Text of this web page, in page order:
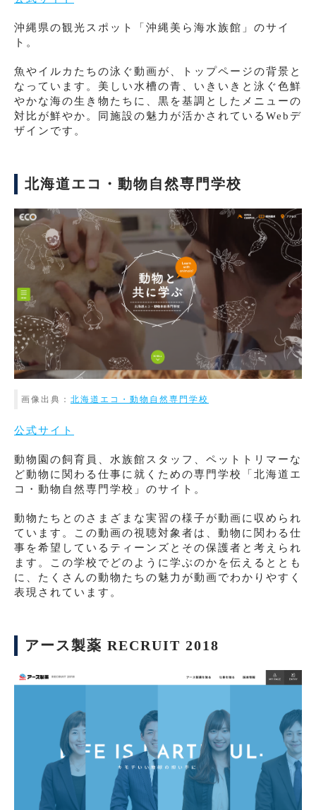
沖縄県の観光スポット「沖縄美ら海水族館」のサイ
ト。
魚やイルカたちの泳ぐ動画が、トップページの背景と
なっています。美しい水槽の青、いきいきと泳ぐ色鮮
やかな海の生き物たちに、黒を基調としたメニューの
対比が鮮やか。同施設の魅力が活かされているWebデ
ザインです。
北海道エコ・動物自然専門学校
画像出典： 北海道エコ・動物自然専門学校
公式サイト
動物園の飼育員、水族館スタッフ、ペットトリマーな
ど動物に関わる仕事に就くための専門学校「北海道エ
コ・動物自然専門学校」のサイト。
動物たちとのさまざまな実習の様子が動画に収められ
ています。この動画の視聴対象者は、動物に関わる仕
事を希望しているティーンズとその保護者と考えられ
ます。この学校でどのように学ぶのかを伝えるととも
に、たくさんの動物たちの魅力が動画でわかりやすく
表現されています。
アース製薬 RECRUIT 2018